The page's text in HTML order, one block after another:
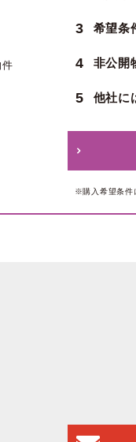
件
3 希望条
4 非公開
5 他社に
※購入希望条件